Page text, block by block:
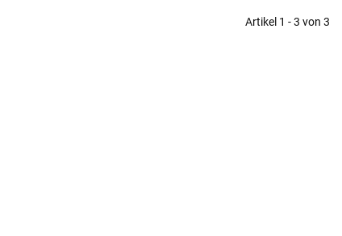
Artikel 1 - 3 von 3